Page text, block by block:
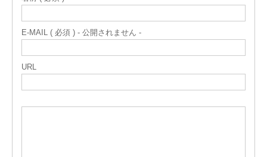
E-MAIL ( 必須 ) - 公開されません -
URL